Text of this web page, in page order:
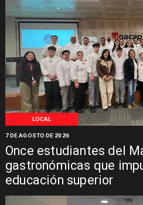
LOCAL
Once estudiantes del
gastronómicas que
educación superior
7 DE AGOSTO DE 2026